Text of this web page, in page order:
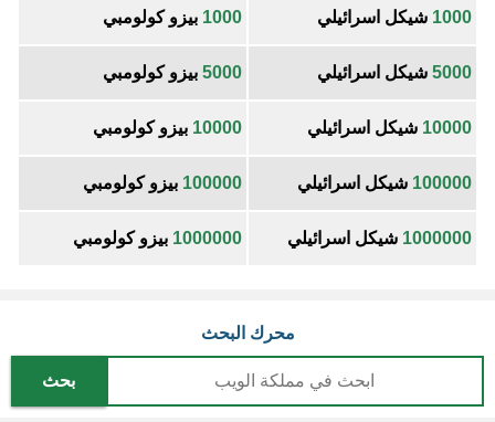
1000 شيكل اسرائيلي 1000 بيزو كولومبي
5000 شيكل اسرائيلي 5000 بيزو كولومبي
10000 شيكل اسرائيلي 10000 بيزو كولومبي
100000 شيكل اسرائيلي 100000 بيزو كولومبي
1000000 شيكل اسرائيلي 1000000 بيزو كولومبي
محرك البحث
بحث